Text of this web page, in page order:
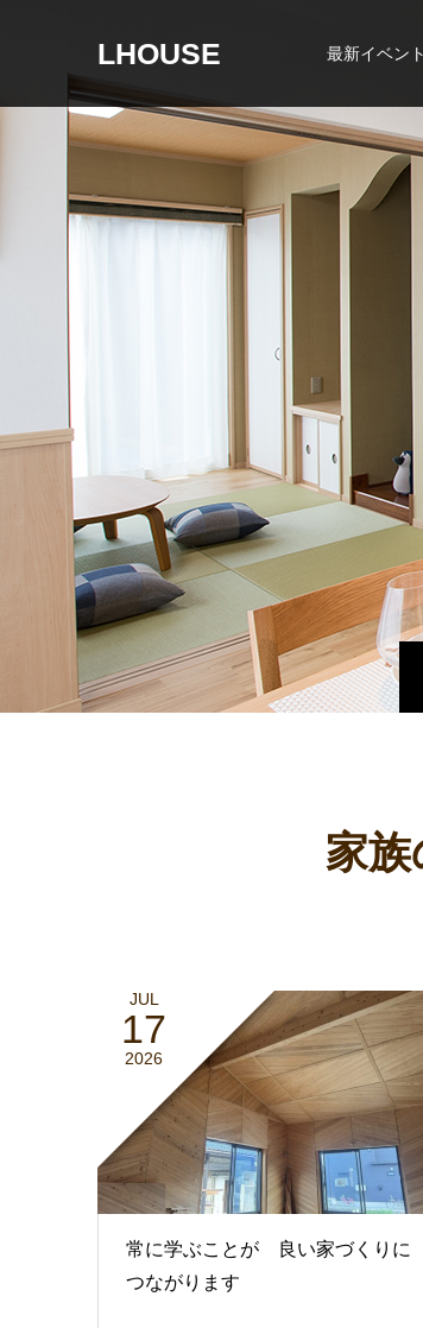
LHOUSE 最新イベン
家
JUL
17
2026
常に学ぶことが 良い家づくりに
つながります